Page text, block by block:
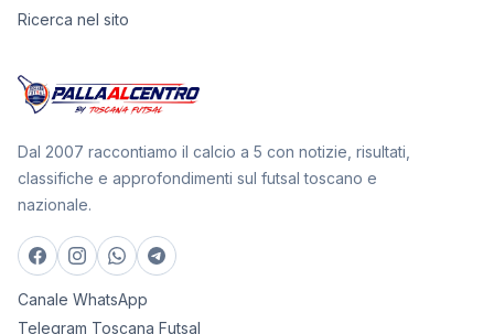
Ricerca nel sito
Dal 2007 raccontiamo il calcio a 5 con notizie, risultati,
classifiche e approfondimenti sul futsal toscano e
nazionale.
Canale WhatsApp
Telegram Toscana Futsal